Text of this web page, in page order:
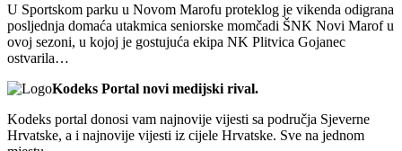
U Sportskom parku u Novom Marofu proteklog je vikenda odigrana
posljednja domaća utakmica seniorske momčadi ŠNK Novi Marof u
ovoj sezoni, u kojoj je gostujuća ekipa NK Plitvica Gojanec
ostvarila…
Kodeks Portal novi medijski rival.
Kodeks portal donosi vam najnovije vijesti sa područja Sjeverne
Hrvatske, a i najnovije vijesti iz cijele Hrvatske. Sve na jednom